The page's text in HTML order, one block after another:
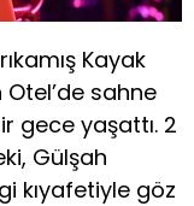
Kayak
sahne
gece yaşattı. 2
Gülşah
kıyafetiyle göz